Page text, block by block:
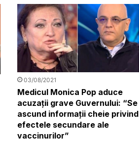
03/08/2021
Medicul Monica Pop aduce
acuzații grave Guvernului: “Se
ascund informații cheie privind
efectele secundare ale
vaccinurilor”